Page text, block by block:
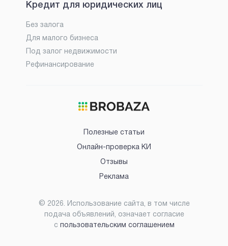
Кредит для юридических лиц
Без залога
Для малого бизнеса
Под залог недвижимости
Рефинансирование
Полезные статьи
Онлайн-проверка КИ
Отзывы
Реклама
© 2026. Использование сайта, в том числе
подача объявлений, означает согласие
с пользовательским соглашением